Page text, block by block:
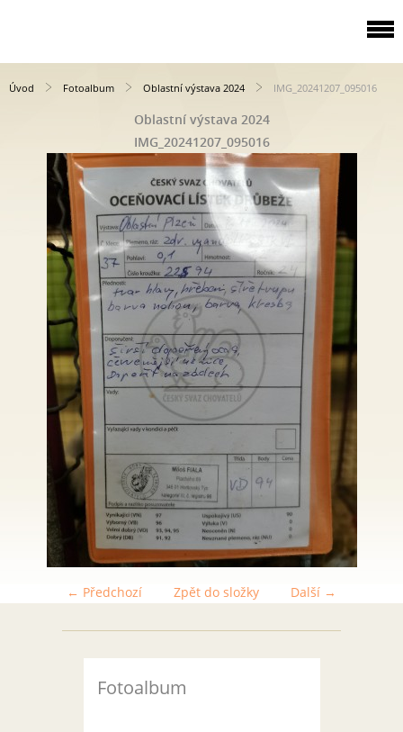
Úvod Fotoalbum Oblastní výstava 2024 IMG_20241207_095016
Oblastní výstava 2024
IMG_20241207_095016
← Předchozí Další →
Zpět do složky
Fotoalbum